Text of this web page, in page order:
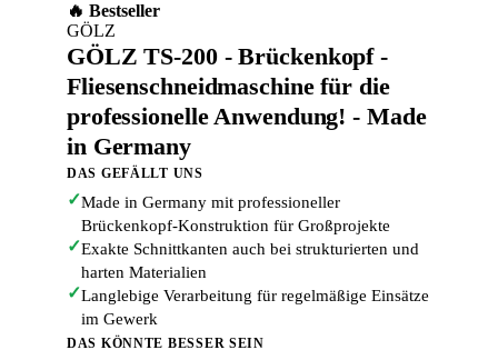
🔥 Bestseller
GÖLZ
GÖLZ TS-200 - Brückenkopf -
Fliesenschneidmaschine für die
professionelle Anwendung! - Made
in Germany
DAS GEFÄLLT UNS
✓Made in Germany mit professioneller
Brückenkopf-Konstruktion für Großprojekte
✓Exakte Schnittkanten auch bei strukturierten und
harten Materialien
✓Langlebige Verarbeitung für regelmäßige Einsätze
im Gewerk
DAS KÖNNTE BESSER SEIN